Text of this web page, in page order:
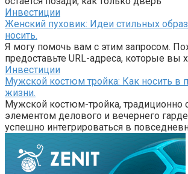
Инвестиции
Женский пуховик: Идеи стильных
носить.
Я могу помочь вам с этим запросом.
предоставьте URL-адреса, которые вы
Инвестиции
Мужской костюм тройка: Как носить в
жизни.
Мужской костюм-тройка, традиционно
элементом делового и вечернего
успешно интегрироваться в